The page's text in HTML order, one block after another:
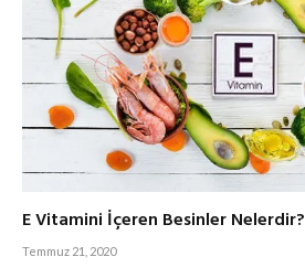
E Vitamini İçeren Besinler Nelerdir?
Temmuz 21, 2020